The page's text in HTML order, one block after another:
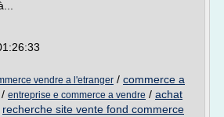
vendre a l'etranger / commerce a
/ entreprise e commerce a vendre / achat
recherche site vente fond commerce